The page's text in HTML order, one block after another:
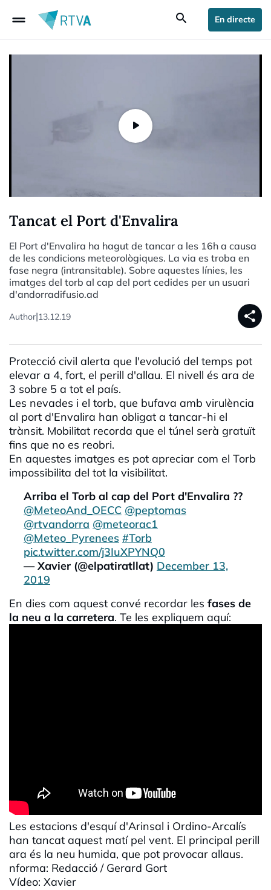
drag_handle search En directe
Tancat el Port d'Envalira
El Port d'Envalira ha hagut de tancar a les 16h a causa
de les condicions meteorològiques. La via es troba en
fase negra (intransitable). Sobre aquestes línies, les
imatges del torb al cap del port cedides per un usuari
d'andorradifusio.ad
Author|13.12.19 share
Protecció civil alerta que l'evolució del temps pot
elevar a 4, fort, el perill d'allau. El nivell és ara de
3 sobre 5 a tot el país.
Les nevades i el torb, que bufava amb virulència
al port d'Envalira han obligat a tancar-hi el
trànsit. Mobilitat recorda que el túnel serà gratuït
fins que no es reobri.
En aquestes imatges es pot apreciar com el Torb
impossibilita del tot la visibilitat.
Arriba el Torb al cap del Port d'Envalira ??
@MeteoAnd_OECC @peptomas
@rtvandorra @meteorac1
@Meteo_Pyrenees #Torb
pic.twitter.com/j3IuXPYNQ0
— Xavier (@elpatiratllat) December 13,
2019
En dies com aquest convé recordar les fases de
la neu a la carretera. Te les expliquem aquí:
Les estacions d'esquí d'Arinsal i Ordino-Arcalís
han tancat aquest matí pel vent. El principal perill
ara és la neu humida, que pot provocar allaus.
nforma: Redacció / Gerard Gort
Vídeo: Xavier